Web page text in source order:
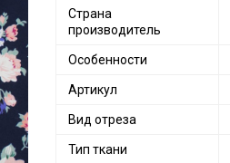
Страна
производитель
Особенности
Артикул
Вид отреза
Тип ткани